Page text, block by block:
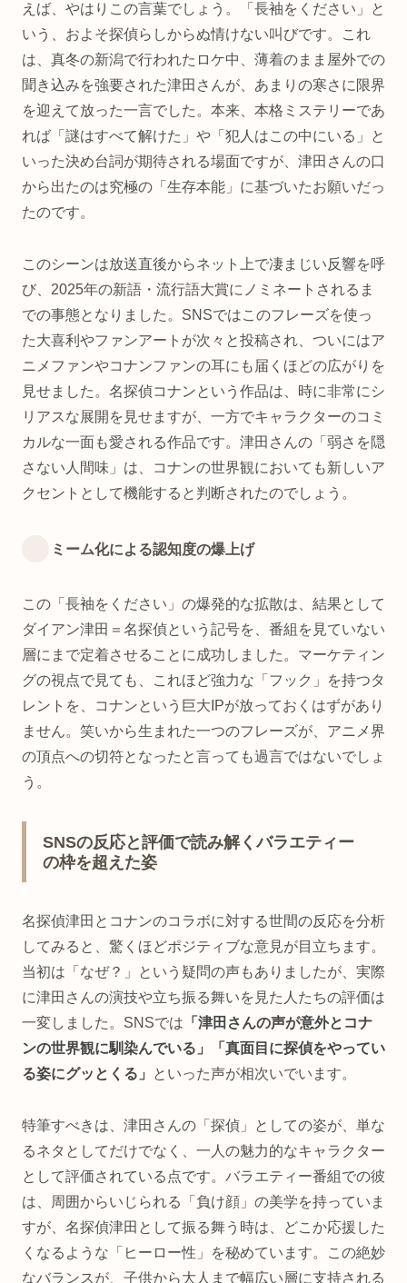
えば、やはりこの言葉でしょう。「長袖をください」と
いう、およそ探偵らしからぬ情けない叫びです。これ
は、真冬の新潟で行われたロケ中、薄着のまま屋外での
聞き込みを強要された津田さんが、あまりの寒さに限界
を迎えて放った一言でした。本来、本格ミステリーであ
れば「謎はすべて解けた」や「犯人はこの中にいる」と
いった決め台詞が期待される場面ですが、津田さんの口
から出たのは究極の「生存本能」に基づいたお願いだっ
たのです。
このシーンは放送直後からネット上で凄まじい反響を呼
び、2025年の新語・流行語大賞にノミネートされるま
での事態となりました。SNSではこのフレーズを使っ
た大喜利やファンアートが次々と投稿され、ついにはア
ニメファンやコナンファンの耳にも届くほどの広がりを
見せました。名探偵コナンという作品は、時に非常にシ
リアスな展開を見せますが、一方でキャラクターのコミ
カルな一面も愛される作品です。津田さんの「弱さを隠
さない人間味」は、コナンの世界観においても新しいア
クセントとして機能すると判断されたのでしょう。
ミーム化による認知度の爆上げ
この「長袖をください」の爆発的な拡散は、結果として
ダイアン津田＝名探偵という記号を、番組を見ていない
層にまで定着させることに成功しました。マーケティン
グの視点で見ても、これほど強力な「フック」を持つタ
レントを、コナンという巨大IPが放っておくはずがあり
ません。笑いから生まれた一つのフレーズが、アニメ界
の頂点への切符となったと言っても過言ではないでしょ
う。
SNSの反応と評価で読み解くバラエティー
の枠を超えた姿
名探偵津田とコナンのコラボに対する世間の反応を分析
してみると、驚くほどポジティブな意見が目立ちます。
当初は「なぜ？」という疑問の声もありましたが、実際
に津田さんの演技や立ち振る舞いを見た人たちの評価は
一変しました。SNSでは 「津田さんの声が意外とコナ
ンの世界観に馴染んでいる」「真面目に探偵をやってい
る姿にグッとくる」
といった声が相次いでいます。
特筆すべきは、津田さんの「探偵」としての姿が、単な
るネタとしてだけでなく、一人の魅力的なキャラクター
として評価されている点です。バラエティー番組での彼
は、周囲からいじられる「負け顔」の美学を持っていま
すが、名探偵津田として振る舞う時は、どこか応援した
くなるような「ヒーロー性」を秘めています。この絶妙
なバランスが、子供から大人まで幅広い層に支持される